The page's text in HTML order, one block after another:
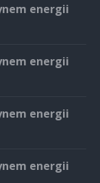
energii
energii
energii
energii